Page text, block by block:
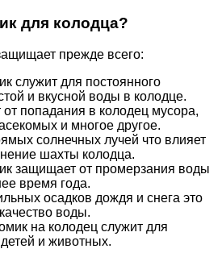
для колодца?
прежде всего:
служит для постоянного
и вкусной воды в колодце.
попадания в колодец мусора,
и многое другое.
солнечных лучей что влияет
шахты колодца.
защищает от промерзания воды
время года.
осадков дождя и снега это
воды.
на колодец служит для
и животных.